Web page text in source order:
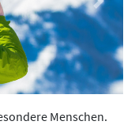
Next
Menschen.